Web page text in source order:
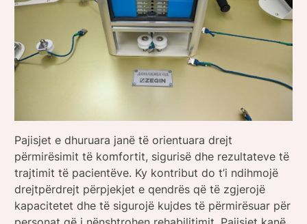
Pajisjet e dhuruara janë të orientuara drejt
përmirësimit të komfortit, sigurisë dhe rezultateve të
trajtimit të pacientëve. Ky kontribut do t’i ndihmojë
drejtpërdrejt përpjekjet e qendrës që të zgjerojë
kapacitetet dhe të sigurojë kujdes të përmirësuar për